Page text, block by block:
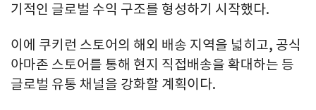
기적인 글로벌 수익 구조를 형성하기 시작했다.
이에 쿠키런 스토어의 해외 배송 지역을 넓히고, 공식
아마존 스토어를 통해 현지 직접배송을 확대하는 등
글로벌 유통 채널을 강화할 계획이다.